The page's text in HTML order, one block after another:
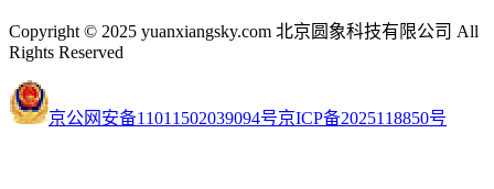
Copyright © 2025 yuanxiangsky.com 北京圆象科技有限公司 All
Rights Reserved
京公网安备11011502039094号京ICP备2025118850号